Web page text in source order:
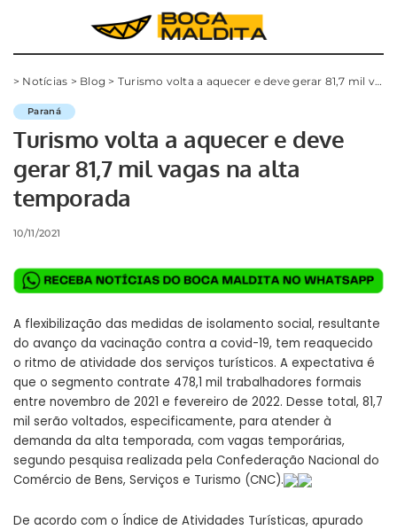
> Notícias > Blog > Turismo volta a aquecer e deve gerar 81,7 mil vagas na alta temporada
Paraná
Turismo volta a aquecer e deve
gerar 81,7 mil vagas na alta
temporada
10/11/2021
A flexibilização das medidas de isolamento social, resultante
do avanço da vacinação contra a covid-19, tem reaquecido
o ritmo de atividade dos serviços turísticos. A expectativa é
que o segmento contrate 478,1 mil trabalhadores formais
entre novembro de 2021 e fevereiro de 2022. Desse total, 81,7
mil serão voltados, especificamente, para atender à
demanda da alta temporada, com vagas temporárias,
segundo pesquisa realizada pela Confederação Nacional do
Comércio de Bens, Serviços e Turismo (CNC).
De acordo com o Índice de Atividades Turísticas, apurado